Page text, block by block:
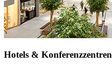
Hotels & Konferenzzentren